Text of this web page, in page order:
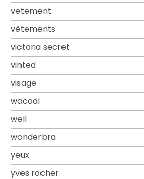
vetement
vêtements
victoria secret
vinted
visage
wacoal
well
wonderbra
yeux
yves rocher